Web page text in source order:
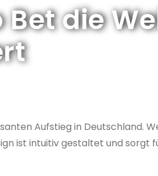
die
Aufstieg in Deutschland.
ist intuitiv gestaltet und sorgt